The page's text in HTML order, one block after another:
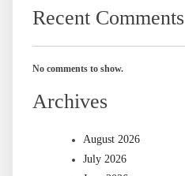
Recent Comments
No comments to show.
Archives
August 2026
July 2026